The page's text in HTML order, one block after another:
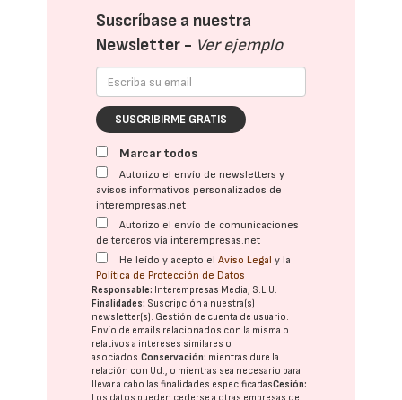
Suscríbase a nuestra
Newsletter - Ver ejemplo
SUSCRIBIRME GRATIS
Marcar todos
Autorizo el envío de newsletters y
avisos informativos personalizados de
interempresas.net
Autorizo el envío de comunicaciones
de terceros vía interempresas.net
He leído y acepto elAviso Legal y la
Política de Protección de Datos
Responsable: Interempresas Media, S.L.U.
Finalidades: Suscripción a nuestra(s)
newsletter(s). Gestión de cuenta de usuario.
Envío de emails relacionados con la misma o
relativos a intereses similares o
asociados.Conservación: mientras dure la
relación con Ud., o mientras sea necesario para
llevar a cabo las finalidades especificadasCesión: